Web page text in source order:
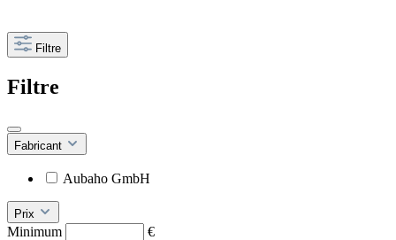
Filtre
Filtre
Fabricant
Aubaho GmbH
Prix
Minimum
€